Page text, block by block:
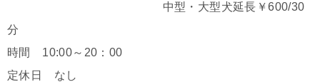
中型・大型犬延長￥600/30
分
時間 10:00～20：00
定休日 なし